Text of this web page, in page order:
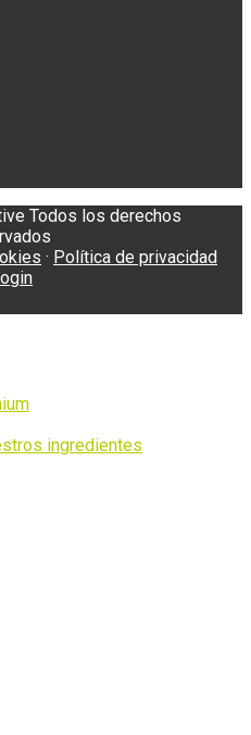
Todos los derechos
· Política de privacidad
ingredientes